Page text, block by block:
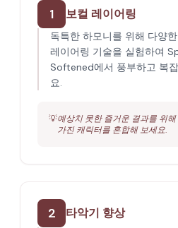
1 보컬 레이어링
독특한 하모니를 위해 다양
레이어링 기술을 실험하여
Softened에서 풍부하고 복
요.
💡예상치 못한 즐거운 결과를 위
가진 캐릭터를 혼합해 보세요.
2 타악기 향상